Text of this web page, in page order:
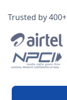
Trusted by